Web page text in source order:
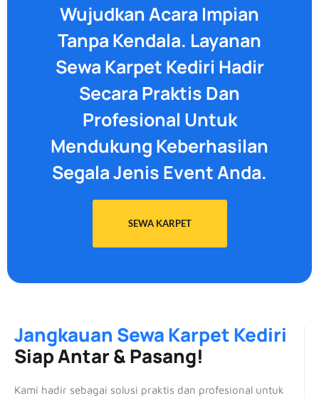
Wujudkan Acara Impian
Tanpa Kendala. Layanan
Sewa Karpet Kediri Hadir
Secara Praktis Dan
Profesional Untuk
Mendukung Keberhasilan
Segala Jenis Event Anda.
SEWA KARPET
Jangkauan Sewa Karpet Kediri
Siap Antar & Pasang!
Kami hadir sebagai solusi praktis dan profesional untuk